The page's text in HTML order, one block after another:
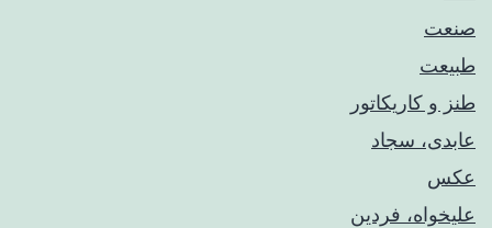
صنعت
طبیعت
طنز و کاریکاتور
عابدی، سجاد
عکس
علیخواه، فردین